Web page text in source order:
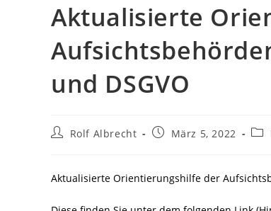
Aktualisierte
und DSGVO
Beitrags-
Rolf Albrecht
BeitragMärz 5, 2022
Aktualisierte Orientierungshilfe der